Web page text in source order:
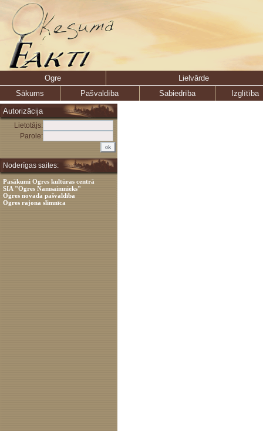
Ogre
Lielvārde
Sākums
Pašvaldība Sabiedrība
Izglītība
Autorizācija
Lietotājs:
Parole:
Noderīgas saites:
Pasākumi Ogres kultūras centrā
SIA "Ogres Namsaimnieks"
Ogres novada pašvaldība
Ogres rajona slimnīca